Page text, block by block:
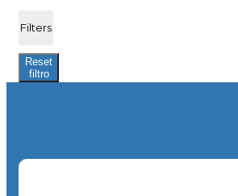
Filters
Reset
filtro